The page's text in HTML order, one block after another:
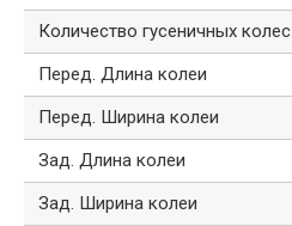
Количество гусеничных колес
Перед. Длина колеи
Перед. Ширина колеи
Зад. Длина колеи
Зад. Ширина колеи